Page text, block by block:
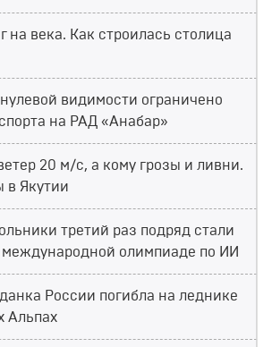
на века. Как строилась столица
видимости ограничено
на РАД «Анабар»
20 м/с, а кому грозы и ливни.
в Якутии
третий раз подряд стали
олимпиаде по ИИ
России погибла на леднике
Альпах